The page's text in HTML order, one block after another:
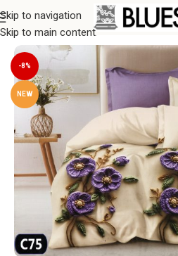
Skip to navigation
Skip to main content
Sākums/Gultas veļa/Milano Zone
-8%
NEW